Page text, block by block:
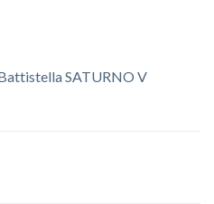
SATURNO V